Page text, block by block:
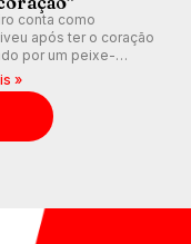
conta como
após ter o coração
por um peixe-
surfava na
»